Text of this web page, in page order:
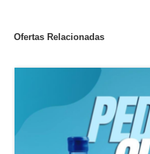
Ofertas Relacionadas